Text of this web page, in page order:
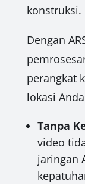
konstruksi.
Dengan
perangkat
lokasi
Tanpa
video
jaringan